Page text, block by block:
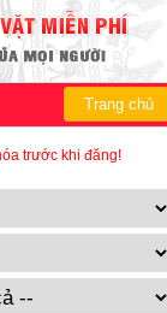
Trang chủ
trước khi đăng!